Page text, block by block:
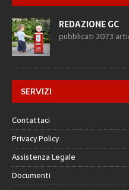
REDAZIONE GC
pubblicati 2073
SERVIZI
Contattaci
Privacy Policy
Assistenza Legale
Documenti